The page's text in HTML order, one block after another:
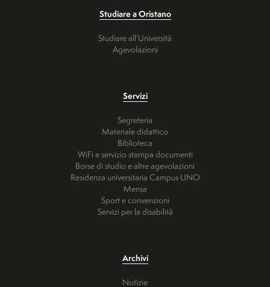
Studiare a Oristano
Studiare all’Università
Agevolazioni
Servizi
Segreteria
Materiale didattico
Biblioteca
WiFi e servizio stampa documenti
Borse di studio e altre agevolazioni
Residenza universitaria Campus UNO
Mensa
Sport e convenzioni
Servizi per la disabilità
Archivi
Notizie